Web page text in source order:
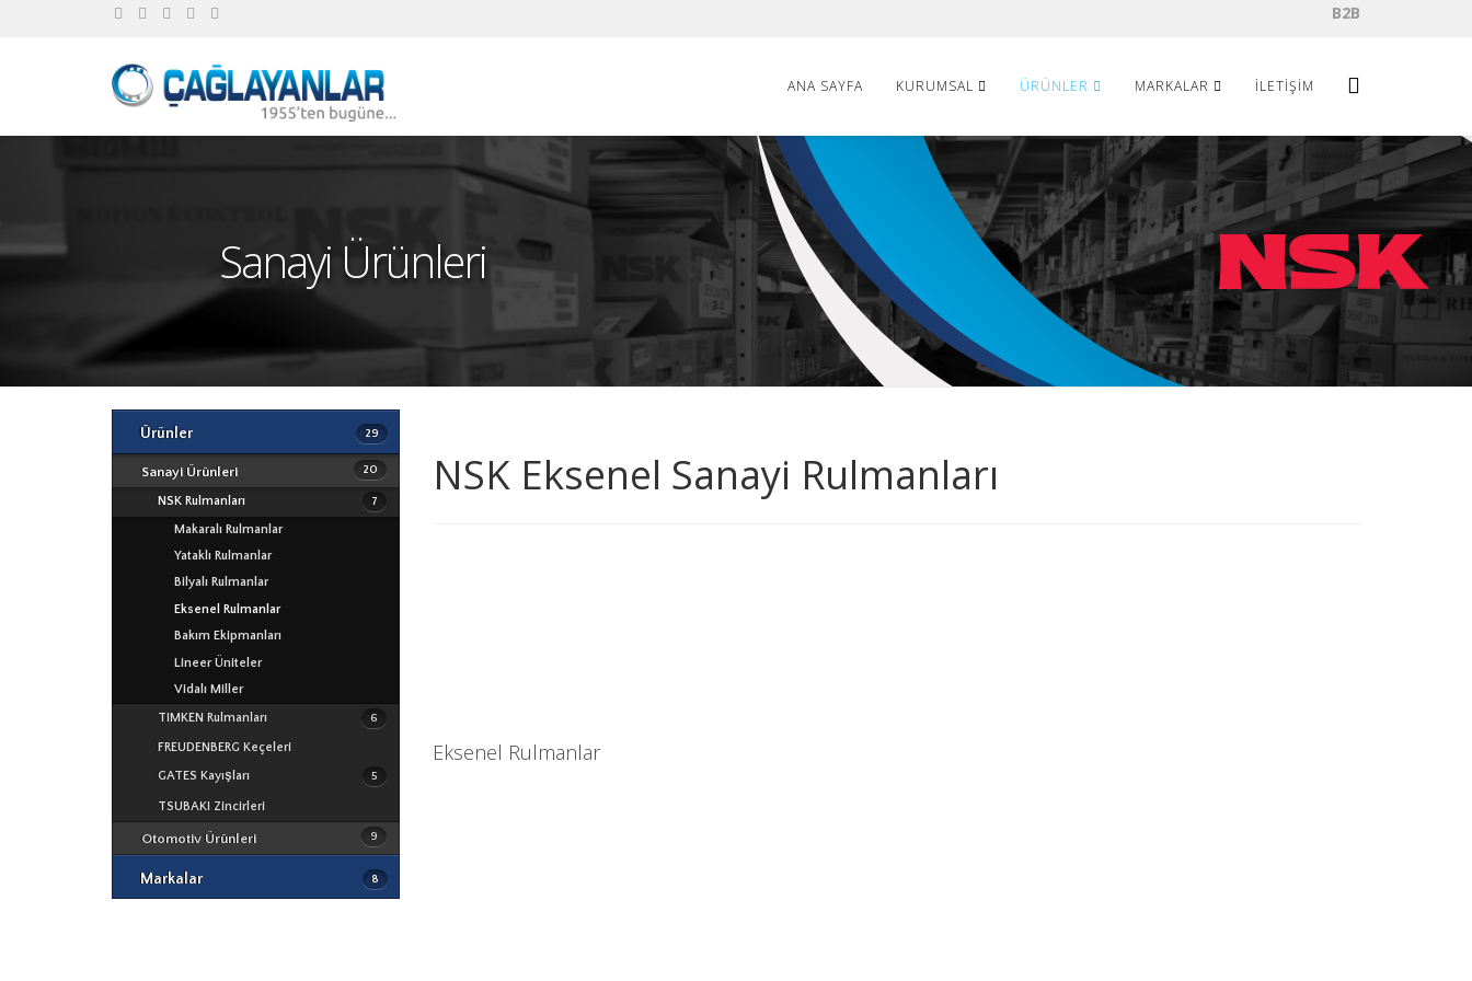
B2B
ANA SAYFA KURUMSAL ÜRÜNLER MARKALAR İLETIŞIM
Sanayi Ürünleri
29
Ürünler
20
Sanayi Ürünleri
7
NSK Rulmanları
Makaralı Rulmanlar
Yataklı Rulmanlar
Bilyalı Rulmanlar
Eksenel Rulmanlar
Bakım Ekipmanları
Lineer Üniteler
Vidalı Miller
6
TIMKEN Rulmanları
Makaralı Rulmanlar
Yataklı Rulmanlar
Bilyalı Rulmanlar
Eksenel Rulmanlar
Kaplinler
Bakım Ekipmanları
FREUDENBERG Keçeleri
5
GATES Kayışları
V Kayışları
Zaman Kayışları
Poliüretan Kayışlar
Elastik Kaplinler - Kasnaklar
Yardımcı Ekipmanlar
TSUBAKI Zincirleri
9
Otomotiv Ürünleri
NSK Rulmanları
TIMKEN Rulmanları
ECOPARTS Rulmanları
OPTIBELT Kayışları
AA TOP Kayışları
ECOPARTS Kayışları
ECOPARTS Yedek Parça
WASSERFALL Yedek Parça
WASSERFALL Oto Bakım Ürünleri
8
Markalar
TIMKEN
ECOPARTS
TSUBAKI
FREUDENBERG
NSK Eksenel Sanayi Rulmanları
Eksenel Rulmanlar